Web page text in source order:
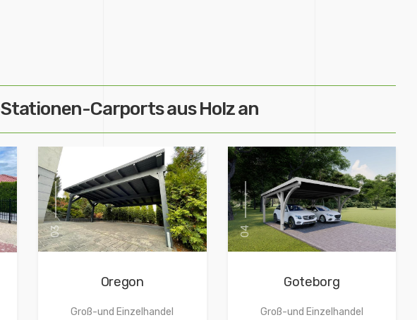
Carports aus Holz an
03
Oregon
Groß-und Einzelhandel
04
Goteborg
Groß-und Einzelhandel